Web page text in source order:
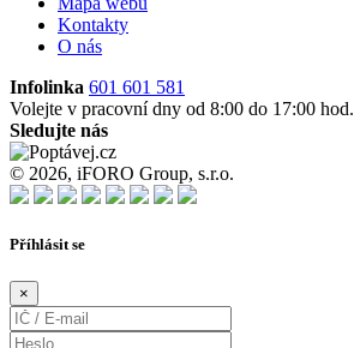
Kontakty
O nás
Infolinka 601 601 581
Volejte v pracovní dny od 8:00 do 17:00 hod.
Sledujte nás
© 2026, iFORO Group, s.r.o.
Příhlásit se
×